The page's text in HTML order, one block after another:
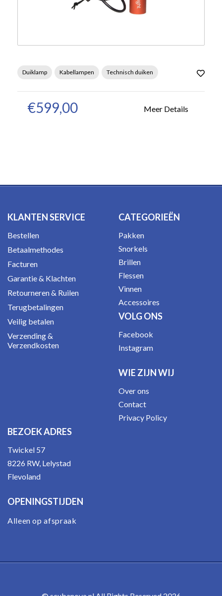
Duiklamp Kabellampen Technisch duiken
€599,00 Meer Details
KLANTEN SERVICE
Bestellen
Betaalmethodes
Facturen
Garantie & Klachten
Retourneren & Ruilen
Terugbetalingen
Veilig betalen
Verzending &
Verzendkosten
CATEGORIEËN
Pakken
Snorkels
Brillen
Flessen
Vinnen
Accessoires
VOLG ONS
Facebook
Instagram
WIE ZIJN WIJ
Over ons
Contact
Privacy Policy
BEZOEK ADRES
Twickel 57
8226 RW, Lelystad
Flevoland
OPENINGSTIJDEN
Alleen op afspraak